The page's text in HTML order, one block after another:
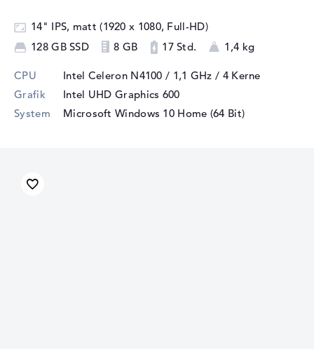
14" IPS, matt (1920 x 1080, Full-HD)
128 GB SSD
8 GB 17 Std. 1,4 kg
CPU Intel Celeron N4100 / 1,1 GHz / 4 Kerne
Grafik
Intel UHD Graphics 600
System
Microsoft Windows 10 Home (64 Bit)